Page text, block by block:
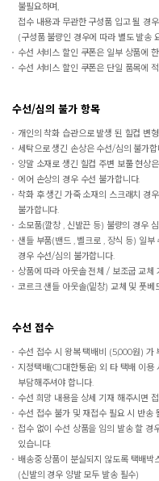
불필요하며,
접수 내용과 무관한 구성품 입고 될 경
(구성품 불량인 경우에 따라 별도 발송
수선 서비스 할인 쿠폰은 일부 상품에
수선 서비스 할인 쿠폰은 단일 품목에
수선/심의 불가 항목
개인의 착화 습관으로 발생 된 힐컵 변
세탁으로 생긴 손상은 수선/심의 불가합
양말 소재로 생긴 힐컵 주변 보풀 현상
에어 손상의 경우 수선 불가합니다.
착화 후 생긴 가죽 소재의 스크래치 경
불가합니다.
소모품(깔창 , 신발끈 등) 불량의 경우
샌들 부품(밴드 , 벨크로 , 장식 등) 일부
경우 수선/심의 불가합니다.
상품에 따라 아웃솔 전체 / 보조굽 교체
코르크 샌들 아웃솔(밑창) 교체 및 풋베
수선 접수
수선 접수 시 왕복 택배비 (5,000원) 가
지정택배(CJ대한통운) 외 타 택배 이용
부담해주셔야 합니다.
수선 희망 내용을 상세 기재 해주시면
수선 접수 불가 및 재접수 필요 시 반송
접수 없이 수선 상품을 임의 발송 할 경
있습니다.
배송중 상품이 분실되지 않도록 택배
(신발의 경우 양발 모두 발송 필수)